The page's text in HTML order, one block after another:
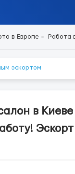
в Европе Работа
эскортом
в
Эскорт